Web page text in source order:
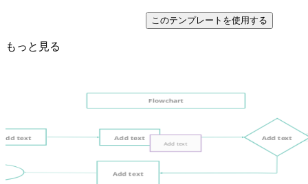
このテンプレートを使用する
もっと見る